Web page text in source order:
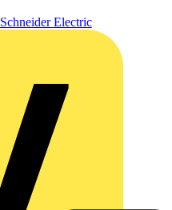
Schneider Electric